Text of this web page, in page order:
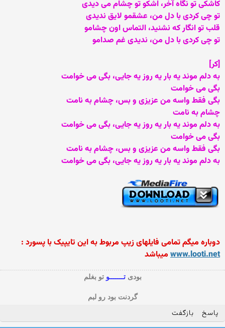
کاشکی تو نگاه آخر، اشکو تو چشام می دیدی
تو چی کردی با دل من، عشقمو لایق ندیدی
قلب تو انگار که نشنید، التماس اون چشامو
تو چی کردی با دل من، ندیدی غم صدامو
[کر]
به دلم موند یه بار یه روز یه جایی، بگی می خوامت
بگی می خوامت
بگی فقط واسه من عزیزی و بس، چشام به نامت
چشام به نامت
به دلم موند یه بار یه روز یه جایی، بگی می خوامت
بگی می خوامت
بگی فقط واسه من عزیزی و بس، چشام به نامت
به دلم موند یه بار یه روز یه جایی، بگی می خوامت
دوباره میگم تمامی فایلهای زیپ مربوط به این تایپیک با پسورد :
www.looti.net میباشد
بودیتـــــــوتو بغلم
گردنت بود رو لبم
پاسخ بازگفت